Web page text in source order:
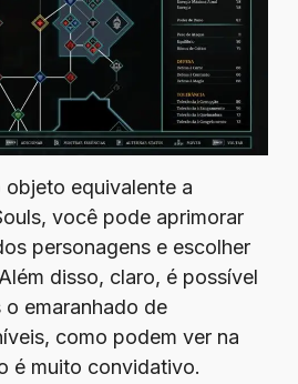
equivalente a
você pode aprimorar
personagens e escolher
disso, claro, é possível
emaranhado de
como podem ver na
é muito convidativo.